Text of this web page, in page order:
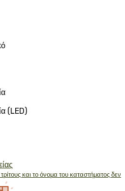
(LED)
και το όνομα του καταστήματος δεν